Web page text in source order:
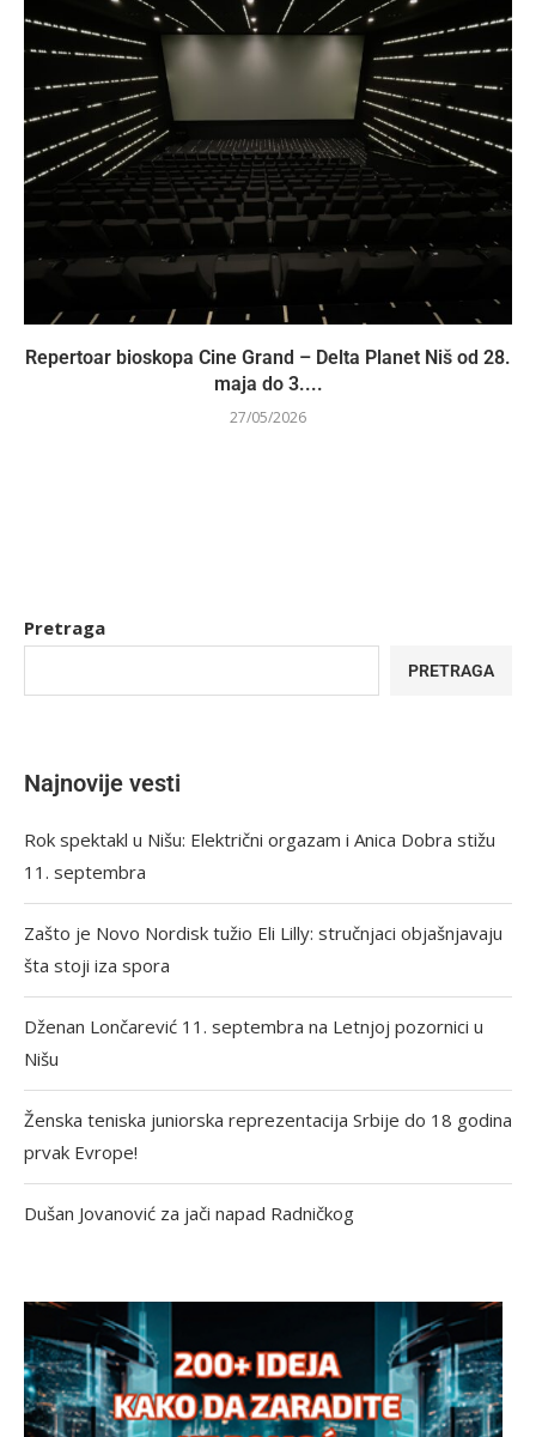
Repertoar bioskopa Cine Grand – Delta Planet Niš od 28.
maja do 3....
27/05/2026
Pretraga
PRETRAGA
Najnovije vesti
Rok spektakl u Nišu: Električni orgazam i Anica Dobra stižu
11. septembra
Zašto je Novo Nordisk tužio Eli Lilly: stručnjaci objašnjavaju
šta stoji iza spora
Dženan Lončarević 11. septembra na Letnjoj pozornici u
Nišu
Ženska teniska juniorska reprezentacija Srbije do 18 godina
prvak Evrope!
Dušan Jovanović za jači napad Radničkog